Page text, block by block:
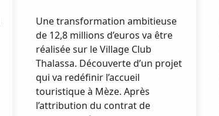
Une transformation ambitieuse
de 12,8 millions d’euros va être
réalisée sur le Village Club
Thalassa. Découverte d’un projet
qui va redéfinir l’accueil
touristique à Mèze. Après
l’attribution du contrat de